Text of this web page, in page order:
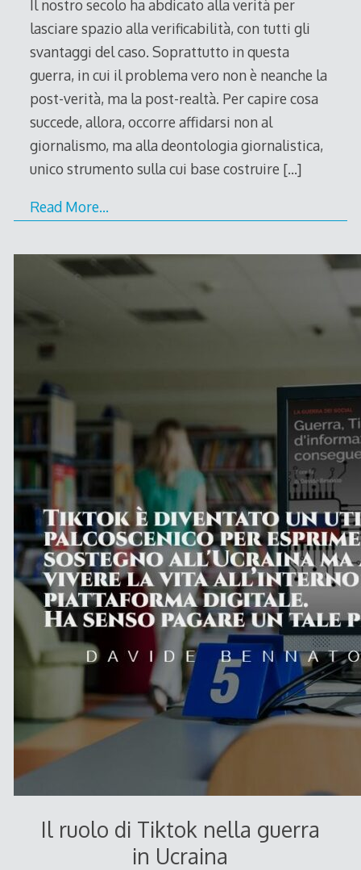
Il nostro secolo ha abdicato alla verità per
lasciare spazio alla verificabilità, con tutti gli
svantaggi del caso. Soprattutto in questa
guerra, in cui il problema vero non è neanche la
post-verità, ma la post-realtà. Per capire cosa
succede, allora, occorre affidarsi non al
giornalismo, ma alla deontologia giornalistica,
unico strumento sulla cui base costruire […]
Read More…
Il ruolo di Tiktok nella guerra
in Ucraina